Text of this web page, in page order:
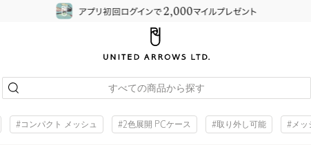
すべての商品から探す
#コンパクト メッシュ #2色展開 PCケース #取り外し可能 #メッ